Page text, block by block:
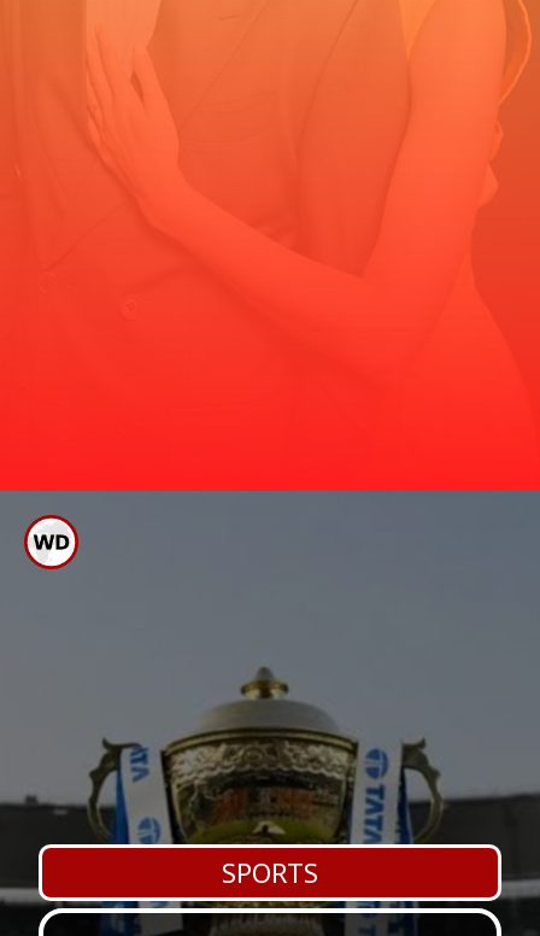
ಕೊಹ್ಲಿ ಅನುಷ್ಕಾ ದಂಪತಿ ಪರ್ಫೆಕ್ಟ್ ಫೋಟೋವನ್ನು
ನೆಟ್ಟಿಗರು ಮೆಚ್ಚಿಕೊಂಡಿದ್ದಾರೆ. ಫೋಟೋ ಶೂಟ್ ನ
SPORTS